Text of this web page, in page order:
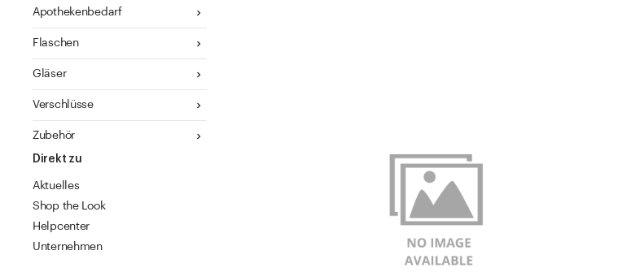
Apothekenbedarf
Flaschen
Gläser
Verschlüsse
Zubehör
Direkt zu
Aktuelles
Shop the Look
Helpcenter
Unternehmen